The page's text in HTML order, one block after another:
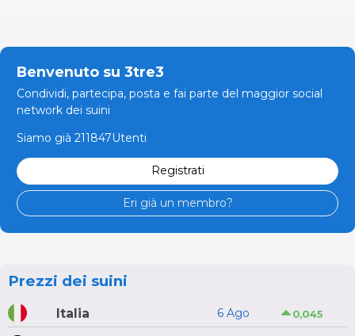
Benvenuto su 3tre3
Condividi, partecipa, posta e fai parte del maggior social
network dei suini
Siamo già 211847Utenti
Registrati
Eri già un membro?
Prezzi dei suini
Italia 6 Ago 0,045